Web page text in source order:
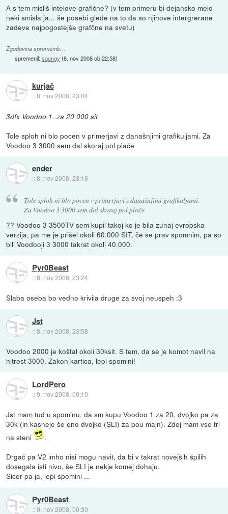
A s tem misliš intelove grafične? (v tem primeru bi dejansko melo
neki smisla ja... še posebi glede na to da so njihove intergrerane
zadeve najpogostejše grafčne na svetu)
Zgodovina sprememb…
spremenil:squngy (8. nov 2008 ob 22:58)
kurjač
::8. nov 2008, 23:04
3dfx Voodoo 1..za 20.000 sit
Tole sploh ni blo pocen v primerjavi z današnjimi grafikuljami. Za
Voodoo 3 3000 sem dal skoraj pol plače
ender
::8. nov 2008, 23:18
Tole sploh ni blo pocen v primerjavi z današnjimi grafikuljami.
Za Voodoo 3 3000 sem dal skoraj pol plače
?? Voodoo 3 3500TV sem kupil takoj ko je bila zunaj evropska
verzija, pa me je prišel okoli 60.000 SIT, če se prav spomnim, pa so
bili Voodooji 3 3000 takrat okoli 40.000.
Pyr0Beast
::8. nov 2008, 23:24
Slaba oseba bo vedno krivila druge za svoj neuspeh :3
Jst
::8. nov 2008, 23:58
Voodoo 2000 je koštal okoli 30ksit. S tem, da se je komot navil na
hitrost 3000. Zakon kartica, lepi spomini!
LordPero
::9. nov 2008, 00:19
Jst mam tud u spominu, da sm kupu Voodoo 1 za 20, dvojko pa za
30k (in kasneje še eno dvojko (SLI) za pou majn). Zdej mam vse tri
na steni
.
Drgač pa V2 imho nisi mogu navit, da bi v takrat novejših špilih
dosegala isti nivo, še SLI je nekje komej dohaju.
Sicer pa ja, lepi spomini ...
Pyr0Beast
::9. nov 2008, 00:30